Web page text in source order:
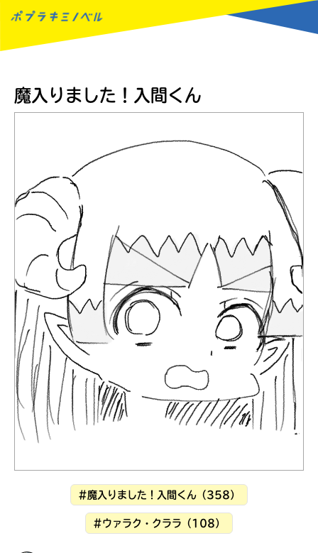
読みたい本が
見つかる
本を飛び出して
みんなとおしゃべり
できる掲示板
魔入りました！入間くん
#魔入りました！入間くん（358）
#ウァラク・クララ（108）